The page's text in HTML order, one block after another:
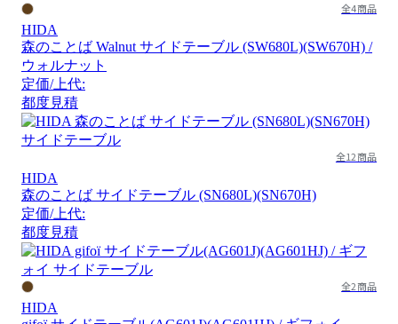
全4商品
HIDA
森のことば Walnut サイドテーブル (SW680L)(SW670H) /
ウォルナット
定価/上代:
都度見積
全12商品
HIDA
森のことば サイドテーブル (SN680L)(SN670H)
定価/上代:
都度見積
全2商品
HIDA